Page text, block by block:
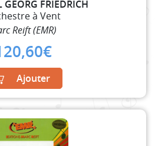
GEORG FRIEDRICH
à Vent
Reift (EMR)
€
Ajouter